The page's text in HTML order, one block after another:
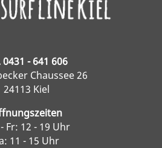
0431 - 641 606
Chaussee 26
24113 Kiel
Fr: 12 - 19 Uhr
11 - 15 Uhr